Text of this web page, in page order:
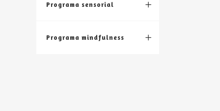
Programa sensorial
Programa mindfulness